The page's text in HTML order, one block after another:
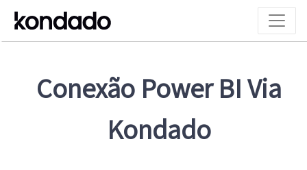
Conexão Power BI Via
Kondado